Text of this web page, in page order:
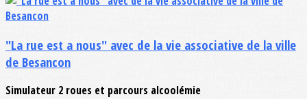
"La rue est a nous" avec de la vie associative de la ville
de Besancon
Simulateur 2 roues et parcours alcoolémie